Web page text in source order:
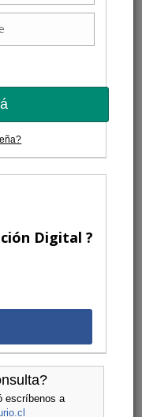
Digital ?
escríbenos a